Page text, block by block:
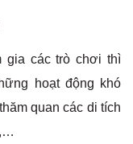
gia các trò chơi thì
hoạt động khó
quan các di tích